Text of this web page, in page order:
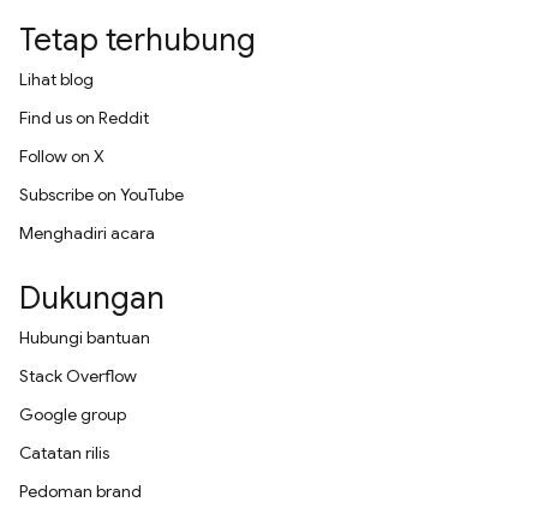
Tetap terhubung
Lihat blog
Find us on Reddit
Follow on X
Subscribe on YouTube
Menghadiri acara
Dukungan
Hubungi bantuan
Stack Overflow
Google group
Catatan rilis
Pedoman brand